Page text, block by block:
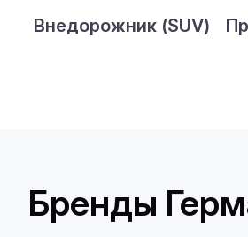
Внедорожник (SUV)
Бренды